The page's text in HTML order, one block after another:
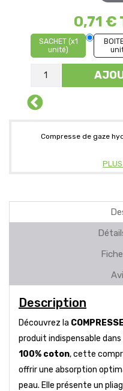
0,71 €
SACHET (x1
unité)
Compresse de gaze
Description
Découvrez la
produit indispensable dans
100% coton, cette
offrir une absorption
peau. Elle présente un